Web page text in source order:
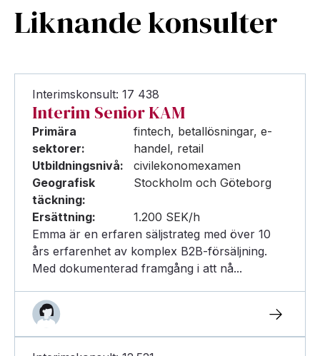
Liknande konsulter
Interimskonsult: 17 438
Interim Senior KAM
Primära
sektorer:
fintech, betallösningar, e-
handel, retail
Utbildningsnivå:
civilekonomexamen
Geografisk
täckning:
Stockholm och Göteborg
Ersättning:
1.200 SEK/h
Emma är en erfaren säljstrateg med över 10
års erfarenhet av komplex B2B-försäljning.
Med dokumenterad framgång i att nå...